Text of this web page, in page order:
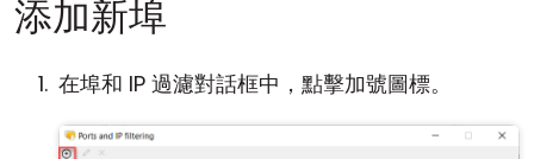
添加新埠
在埠和 IP 過濾對話框中，點擊加號圖標。